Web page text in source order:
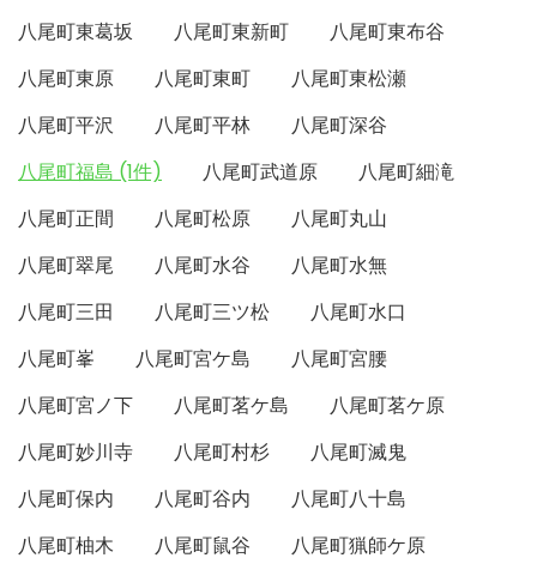
八尾町東葛坂
八尾町東新町
八尾町東布谷
八尾町東原
八尾町東町
八尾町東松瀬
八尾町平沢
八尾町平林
八尾町深谷
八尾町福島 (1件)
八尾町武道原
八尾町細滝
八尾町正間
八尾町松原
八尾町丸山
八尾町翠尾
八尾町水谷
八尾町水無
八尾町三田
八尾町三ツ松
八尾町水口
八尾町峯
八尾町宮ケ島
八尾町宮腰
八尾町宮ノ下
八尾町茗ケ島
八尾町茗ケ原
八尾町妙川寺
八尾町村杉
八尾町滅鬼
八尾町保内
八尾町谷内
八尾町八十島
八尾町柚木
八尾町鼠谷
八尾町猟師ケ原